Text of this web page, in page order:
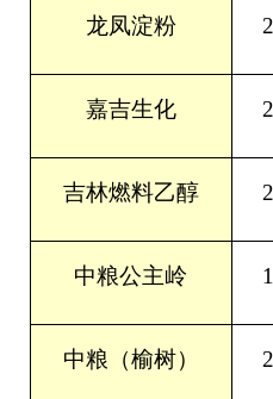
龙凤淀粉
嘉吉生化
吉林燃料乙醇
中粮公主岭
中粮（榆树）